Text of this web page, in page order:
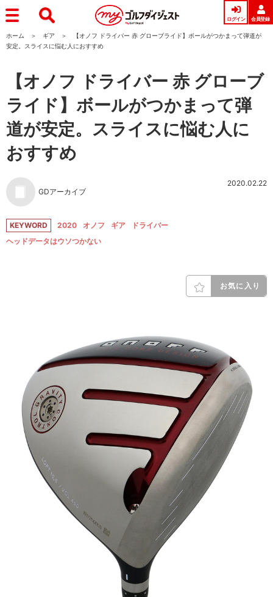
ログイン 会員登録
ホーム ギア
【オノフ ドライバー 赤 グローブライド】ボールがつかまって弾道が
安定。スライスに悩む人におすすめ
【オノフ ドライバー 赤 グローブ
ライド】ボールがつかまって弾
道が安定。スライスに悩む人に
おすすめ
GDアーカイブ
2020.02.22
KEYWORD 2020 オノフ ギア
ドライバー
ヘッドデータはウソつかない
お気に入り